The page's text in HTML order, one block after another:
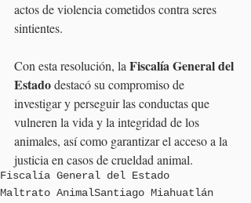
actos de violencia cometidos contra seres
sintientes.
Con esta resolución, la Fiscalía General del
Estado destacó su compromiso de
investigar y perseguir las conductas que
vulneren la vida y la integridad de los
animales, así como garantizar el acceso a la
justicia en casos de crueldad animal.
Fiscalía General del Estado
Maltrato AnimalSantiago Miahuatlán